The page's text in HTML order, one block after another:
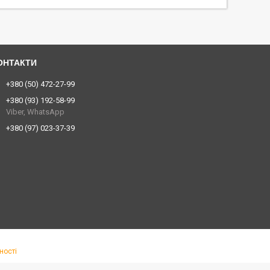
+380 (50) 472-27-99
+380 (93) 192-58-99
Viber, WhatsApp
+380 (97) 023-37-39